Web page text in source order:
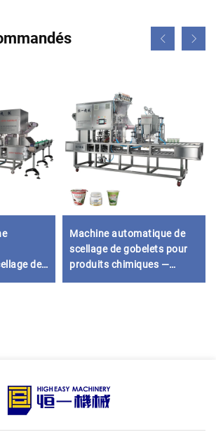
de
pour
Machine automatique de
scellage de gobelets pour
produits chimiques —
papier et plastique